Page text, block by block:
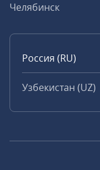
Челябинск
Россия (RU)
Узбекистан (UZ)